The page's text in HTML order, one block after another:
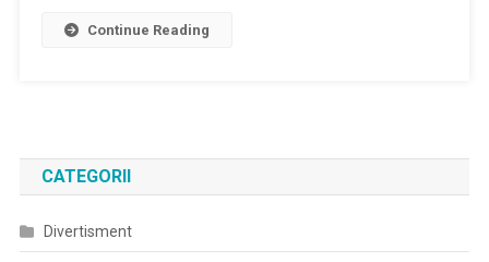
Continue Reading
CATEGORII
Divertisment